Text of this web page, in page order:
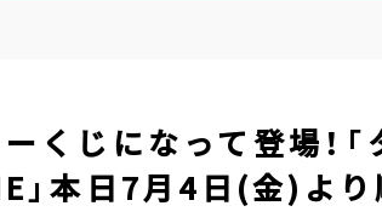
くじになって登場！「
本日7月4日(金)より